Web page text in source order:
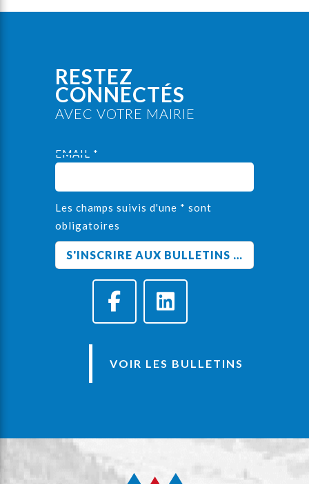
RESTEZ
CONNECTÉS
AVEC VOTRE MAIRIE
EMAIL *
Les champs suivis d'une * sont
obligatoires
VOIR LES BULLETINS